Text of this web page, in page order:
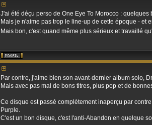
J'ai été déçu perso de One Eye To Morocco :
Mais je n'aime pas trop le line-up de cette époque - et
Mais bon, c'est quand même plus sérieux et travaillé
Par contre, j'aime bien son avant-dernier album solo,
Mais avec pas mal de bons titres, plus pop et de
Ce disque est passé complètement inaperçu par
Purple.
C'est un bon disque, c'est l'anti-Abandon en quelque